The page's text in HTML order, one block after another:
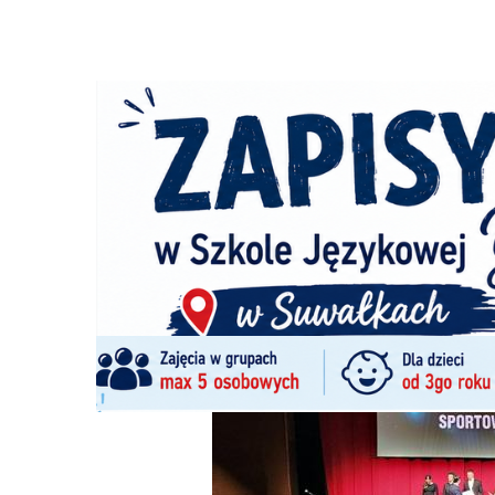
Ścieżka
nawigacyjna
Strona główna
Gala stypendiów,
02/04/2026/ 0 Komentarzy
Gala stypendiów, nagród i wyróżnień